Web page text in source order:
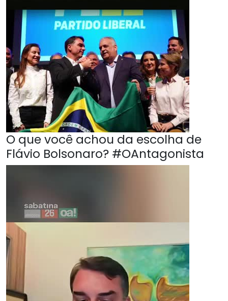
O que você achou da escolha de
Flávio Bolsonaro? #OAntagonista